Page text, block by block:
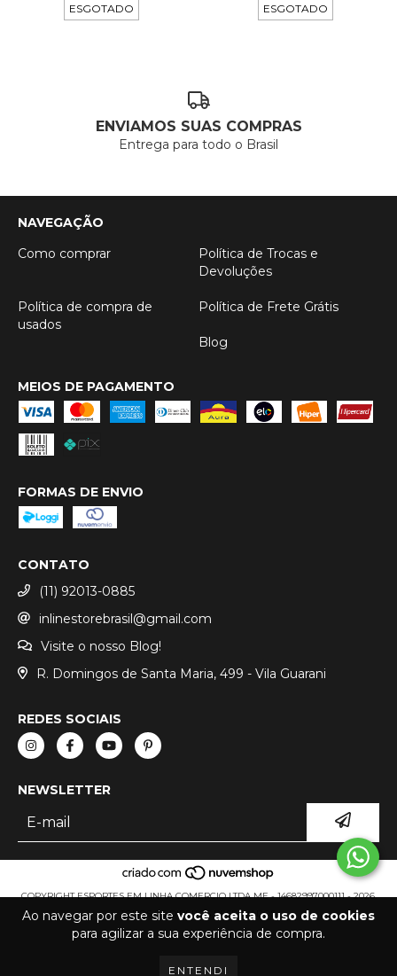
Ao navegar por este site você aceita o uso de cookies
para agilizar a sua experiência de compra.
ENTENDI
ESGOTADO ESGOTADO
ENVIAMOS SUAS COMPRAS
Entrega para todo o Brasil
NAVEGAÇÃO
Como comprar
Política de Trocas e
Devoluções
Política de compra de
usados
Política de Frete Grátis
Blog
MEIOS DE PAGAMENTO
FORMAS DE ENVIO
CONTATO
(11) 92013-0885
inlinestorebrasil@gmail.com
Visite o nosso Blog!
R. Domingos de Santa Maria, 499 - Vila Guarani
REDES SOCIAIS
NEWSLETTER
COPYRIGHT ESPORTES EM LINHA COMERCIO LTDA ME - 14682997000111 - 2026.
TODOS OS DIREITOS RESERVADOS.